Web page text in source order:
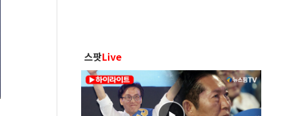
스팟Live